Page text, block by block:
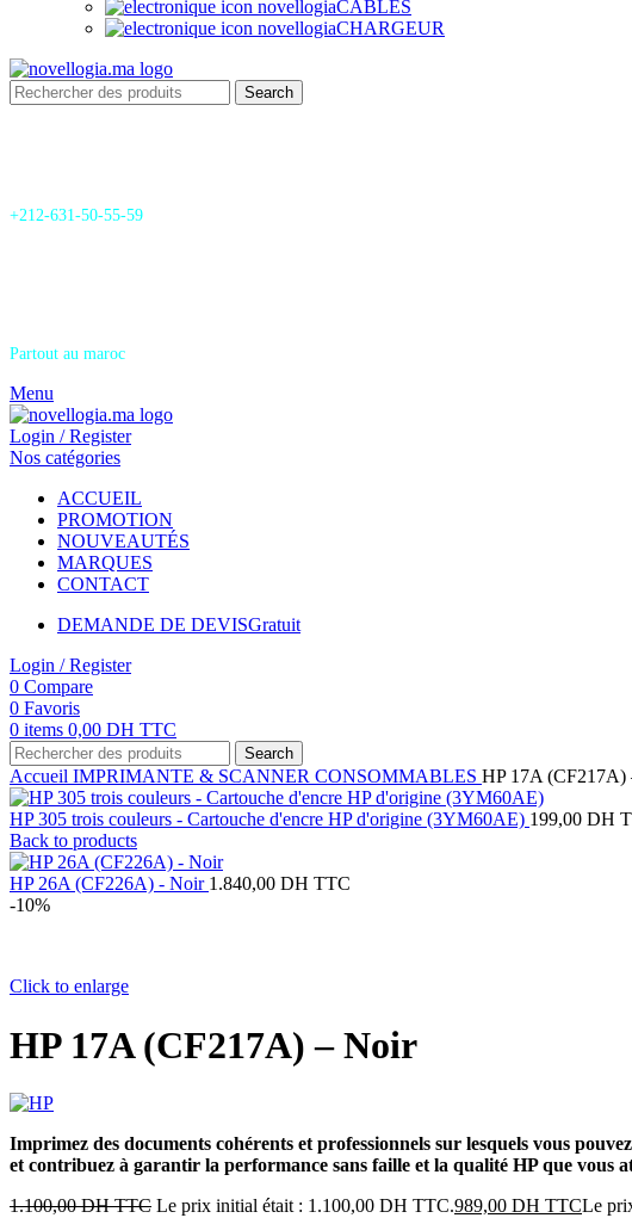
CABLES
CHARGEUR
Search
+212-631-50-55-59
Partout au maroc
Menu
Login / Register
Nos catégories
ACCUEIL
PROMOTION
NOUVEAUTÉS
MARQUES
CONTACT
DEMANDE DE DEVISGratuit
Login / Register
0 Compare
0 Favoris
0 items 0,00 DH TTC
Search
Accueil IMPRIMANTE & SCANNER CONSOMMABLES HP 17A (CF217A)
HP 305 trois couleurs - Cartouche d'encre HP d'origine (3YM60AE) 199,00 DH
Back to products
HP 26A (CF226A) - Noir 1.840,00 DH TTC
-10%
Click to enlarge
HP 17A (CF217A) – Noir
Imprimez des documents cohérents et professionnels sur lesquels vous
et contribuez à garantir la performance sans faille et la qualité HP que vous
1.100,00DH TTC Le prix initial était : 1.100,00 DH TTC.989,00 DH TTCLe